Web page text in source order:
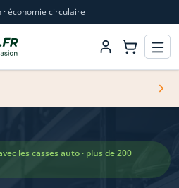
économie circulaire
les casses auto · plus de 200